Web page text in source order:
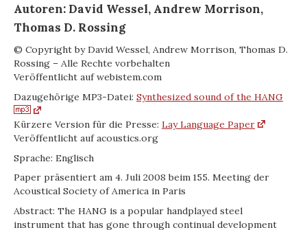
Autoren: David Wessel, Andrew Morrison,
Thomas D. Rossing
© Copyright by David Wessel, Andrew Morrison, Thomas D.
Rossing – Alle Rechte vorbehalten
Veröffentlicht auf webistem.com
Dazugehörige MP3-Datei: Synthesized sound of the HANG
Kürzere Version für die Presse: Lay Language Paper
Veröffentlicht auf acoustics.org
Sprache: Englisch
Paper präsentiert am 4. Juli 2008 beim 155. Meeting der
Acoustical Society of America in Paris
Abstract: The HANG is a popular hand­played steel
instrument that has gone through continual development